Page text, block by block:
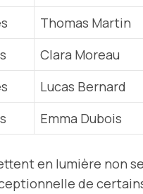
Thomas Martin
Clara Moreau
Lucas Bernard
Emma Dubois
en lumière non
de